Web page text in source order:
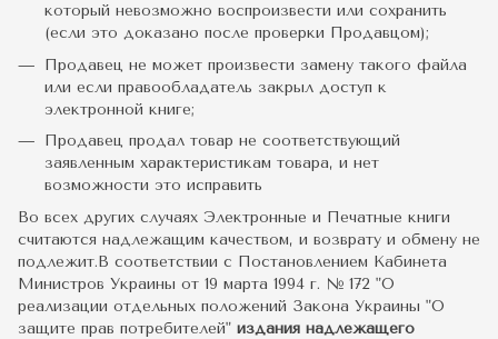
который невозможно воспроизвести или сохранить
(если это доказано после проверки Продавцом);
Продавец не может произвести замену такого файла
или если правообладатель закрыл доступ к
электронной книге;
Продавец продал товар не соответствующий
заявленным характеристикам товара, и нет
возможности это исправить
Во всех других случаях Электронные и Печатные книги
считаются надлежащим качеством, и возврату и обмену не
подлежит.В соответствии с Постановлением Кабинета
Министров Украины от 19 марта 1994 г. № 172 "О
реализации отдельных положений Закона Украины "О
защите прав потребителей" издания надлежащего